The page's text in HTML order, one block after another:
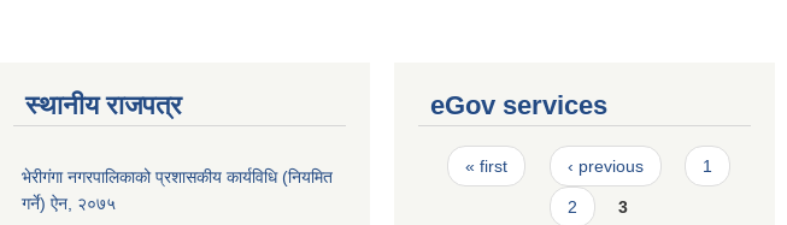
स्थानीय राजपत्र
भेरीगंगा नगरपालिकाको प्रशासकीय कार्यविधि (नियमित
गर्ने) ऐन, २०७५
eGov services
Pages
« first ‹ previous 1
2 3